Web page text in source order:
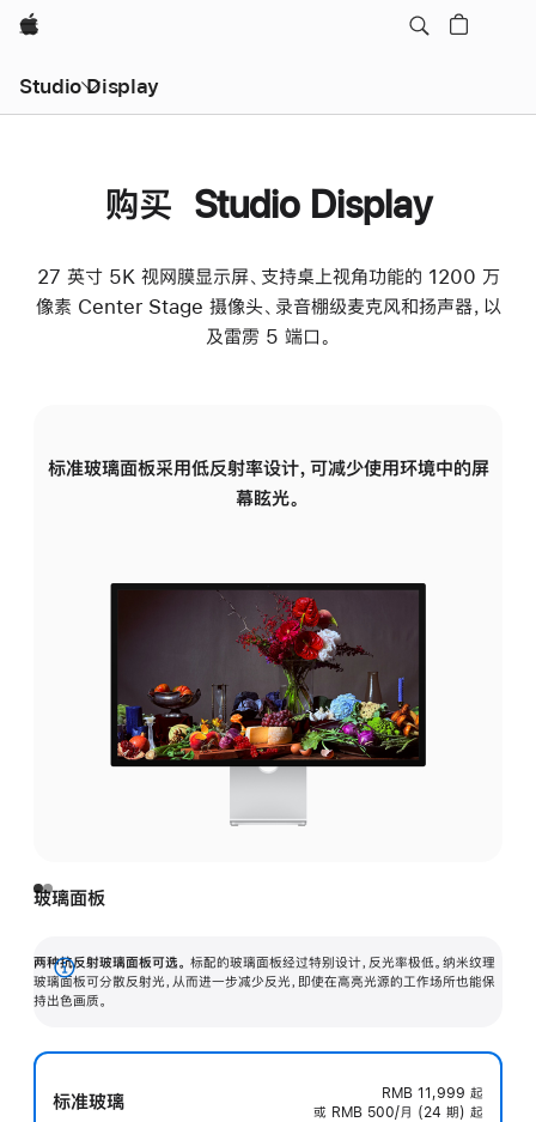
Apple
Studio Display
购买 Studio Display
27 英寸 5K 视网膜显示屏、支持桌上视角功能的 1200 万
像素 Center Stage 摄像头、录音棚级麦克风和扬声器，以
及雷雳 5 端口。
标准玻璃面板采用低反射率设计，可减少使用环境中的屏
幕眩光。
玻璃面板
两种抗反射玻璃面板可选。 标配的玻璃面板经过特别设计，反光率极低。纳米纹理
玻璃面板可分散反射光，从而进一步减少反光，即使在高亮光源的工作场所也能保
持出色画质。
展
开
标准玻璃 RMB 11,999 起
或 RMB 500/月 (24 期) 起